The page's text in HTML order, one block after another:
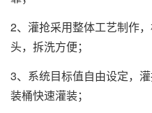
2、灌抢采用整体工艺制作
头，拆洗方便；
3、系统目标值自由设定，
装桶快速灌装；